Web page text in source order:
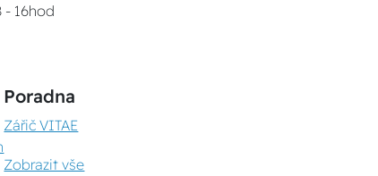
- 16hod
Poradna
Zářič VITAE
Zobrazit vše